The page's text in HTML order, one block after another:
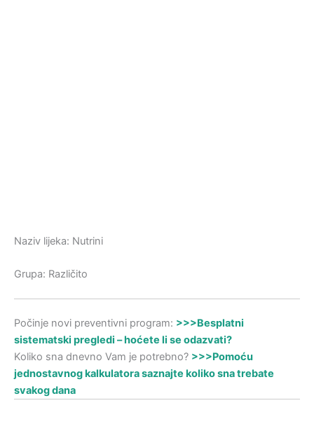
Naziv lijeka: Nutrini
Grupa: Različito
Počinje novi preventivni program: >>>Besplatni
sistematski pregledi – hoćete li se odazvati?
Koliko sna dnevno Vam je potrebno? >>>Pomoću
jednostavnog kalkulatora saznajte koliko sna trebate
svakog dana